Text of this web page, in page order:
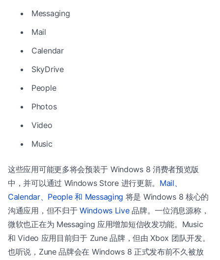
Messaging
Mail
Calendar
SkyDrive
People
Photos
Video
Music
这些应用可能更多将会预装于 Windows 8 消费者预览版
中，并可以通过 Windows Store 进行更新。 Mail、
Calendar、People 和 Messaging 将是 Windows 8 核心的
沟通应用，但不归于Windows Live品牌。一位消息源称，
微软也正在为 Messaging 应用增加短信收发功能。Music
和 Video 应用目前归于 Zune 品牌，但由 Xbox 团队开发。
也听说，Zune 品牌会在 Windows 8 正式发布前不久被放